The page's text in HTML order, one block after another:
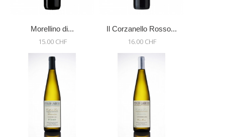
Morellino di...
15.00 CHF
Il Corzanello Rosso...
16.00 CHF